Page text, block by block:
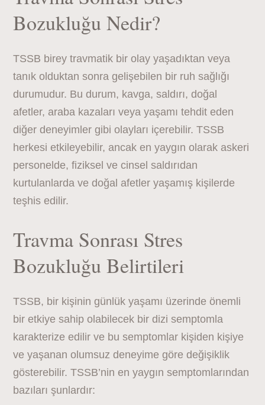
Bozukluğu Nedir?
TSSB birey travmatik bir olay yaşadıktan veya
tanık olduktan sonra gelişebilen bir ruh sağlığı
durumudur. Bu durum, kavga, saldırı, doğal
afetler, araba kazaları veya yaşamı tehdit eden
diğer deneyimler gibi olayları içerebilir. TSSB
herkesi etkileyebilir, ancak en yaygın olarak askeri
personelde, fiziksel ve cinsel saldırıdan
kurtulanlarda ve doğal afetler yaşamış kişilerde
teşhis edilir.
Travma Sonrası Stres
Bozukluğu Belirtileri
TSSB, bir kişinin günlük yaşamı üzerinde önemli
bir etkiye sahip olabilecek bir dizi semptomla
karakterize edilir ve bu semptomlar kişiden kişiye
ve yaşanan olumsuz deneyime göre değişiklik
gösterebilir. TSSB’nin en yaygın semptomlarından
bazıları şunlardır: